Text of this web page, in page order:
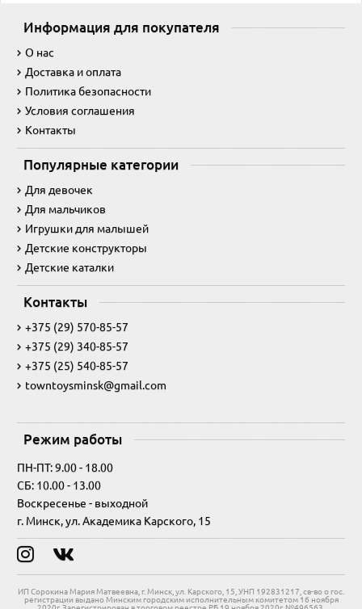
Информация для покупателя
О нас
Доставка и оплата
Политика безопасности
Условия соглашения
Контакты
Популярные категории
Для девочек
Для мальчиков
Игрушки для малышей
Детские конструкторы
Детские каталки
Контакты
+375 (29) 570-85-57
+375 (29) 340-85-57
+375 (25) 540-85-57
towntoysminsk@gmail.com
Режим работы
ПН-ПТ: 9.00 - 18.00
СБ: 10.00 - 13.00
Воскресенье - выходной
г. Минск, ул. Академика Карского, 15
ИП Сорокина Мария Матвеевна, г. Минск, ул. Карского, 15, УНП 192831217, св-во о гос.
регистрации выдано Минским городским исполнительным комитетом 16 ноября